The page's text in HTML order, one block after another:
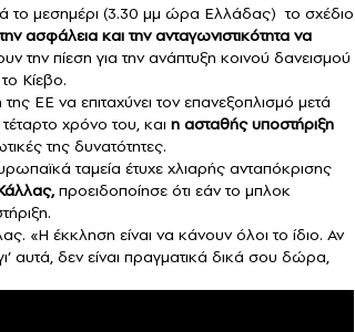
το μεσημέρι (3.30 μμ ώρα Ελλάδας) το σχέδιο
ασφάλεια και την ανταγωνιστικότητα να
την πίεση για την ανάπτυξη κοινού δανεισμού
Κίεβο.
ΕΕ να επιταχύνει τον επανεξοπλισμό μετά
χρόνο του, και η ασταθής υποστήριξη
της δυνατότητες.
ταμεία έτυχε χλιαρής ανταπόκρισης
προειδοποίησε ότι εάν το μπλοκ
«Η έκκληση είναι να κάνουν όλοι το ίδιο. Αν
αυτά, δεν είναι πραγματικά δικά σου δώρα,